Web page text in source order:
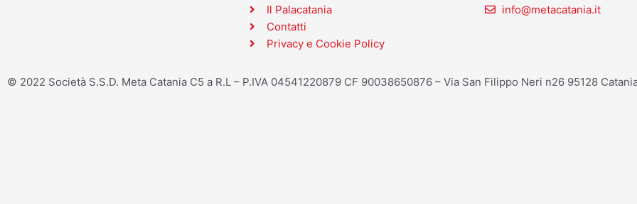
Il Palacatania
Contatti
Privacy e Cookie Policy
info@metacatania.it
© 2022 Società S.S.D. Meta Catania C5 a R.L – P.IVA 04541220879 CF 90038650876 – Via San Filippo Neri n26 95128